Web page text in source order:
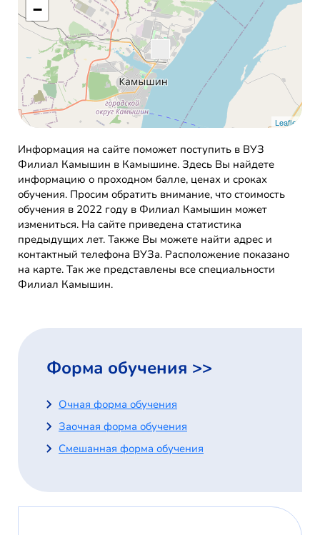
−
Leaflet
Информация на сайте поможет поступить в ВУЗ
Филиал Камышин в Камышине. Здесь Вы найдете
информацию о проходном балле, ценах и сроках
обучения. Просим обратить внимание, что стоимость
обучения в 2022 году в Филиал Камышин может
измениться. На сайте приведена статистика
предыдущих лет. Также Вы можете найти адрес и
контактный телефона ВУЗа. Расположение показано
на карте. Так же представлены все специальности
Филиал Камышин.
Форма обучения >>
Очная форма обучения
Заочная форма обучения
Смешанная форма обучения